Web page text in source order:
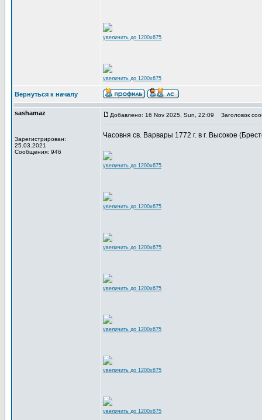
увеличить до 1200x675
увеличить до 1200x675
Вернуться к началу
sashamaz
Зарегистрирован:
25.03.2021
Сообщения: 946
Добавлено: 16 Nov 2025, Sun, 22:09 Заголовок
Часовня св. Варвары 1772 г. в г. Высокое
увеличить до 1200x675
увеличить до 1200x675
увеличить до 1200x675
увеличить до 1200x675
увеличить до 1200x675
увеличить до 1200x675
увеличить до 1200x675